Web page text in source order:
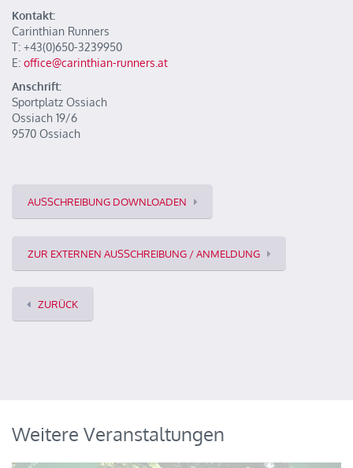
Kontakt:
Carinthian Runners
T: +43(0)650-3239950
E: office@carinthian-runners.at
Anschrift:
Sportplatz Ossiach
Ossiach 19/6
9570 Ossiach
AUSSCHREIBUNG DOWNLOADEN
ZUR EXTERNEN AUSSCHREIBUNG / ANMELDUNG
ZURÜCK
Weitere Veranstaltungen